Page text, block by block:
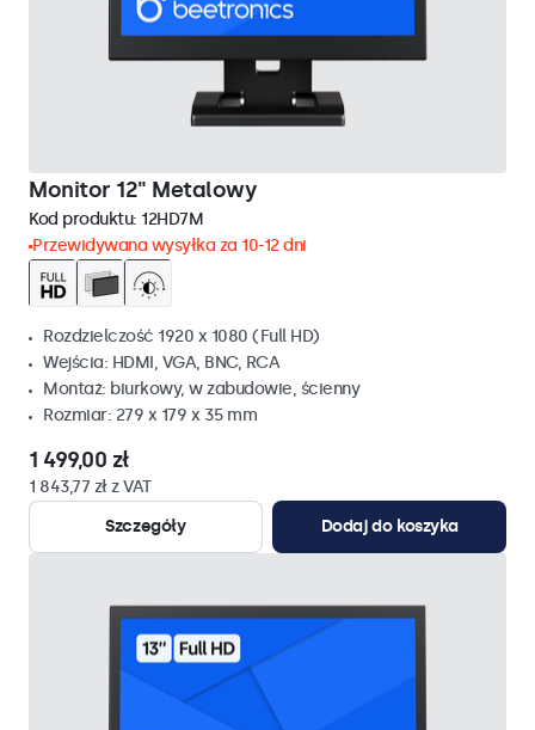
Monitor 12" Metalowy
Kod produktu: 12HD7M
Przewidywana wysyłka za 10-12 dni
Rozdzielczość 1920 x 1080 (Full HD)
Wejścia: HDMI, VGA, BNC, RCA
Montaż: biurkowy, w zabudowie, ścienny
Rozmiar: 279 x 179 x 35 mm
1 499,00 zł
1 843,77 zł z VAT
Szczegóły
Dodaj do koszyka